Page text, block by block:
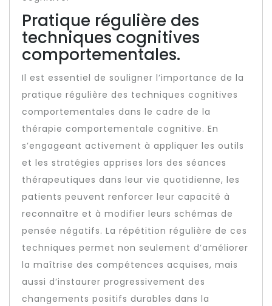
Pratique régulière des
techniques cognitives
comportementales.
Il est essentiel de souligner l’importance de la
pratique régulière des techniques cognitives
comportementales dans le cadre de la
thérapie comportementale cognitive. En
s’engageant activement à appliquer les outils
et les stratégies apprises lors des séances
thérapeutiques dans leur vie quotidienne, les
patients peuvent renforcer leur capacité à
reconnaître et à modifier leurs schémas de
pensée négatifs. La répétition régulière de ces
techniques permet non seulement d’améliorer
la maîtrise des compétences acquises, mais
aussi d’instaurer progressivement des
changements positifs durables dans la